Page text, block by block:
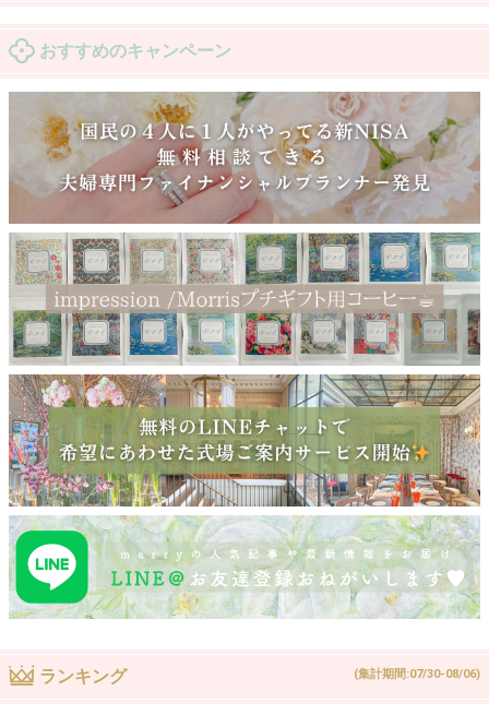
おすすめのキャンペーン
ランキング (集計期間:07/30-08/06)